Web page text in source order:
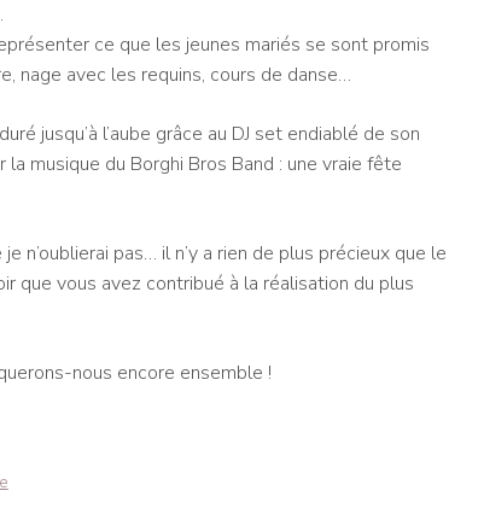
ce que les jeunes mariés se sont promis
nage avec les requins, cours de danse…
jusqu’à l’aube grâce au DJ set endiablé de son
musique du Borghi Bros Band : une vraie fête
n’oublierai pas… il n’y a rien de plus précieux que le
que vous avez contribué à la réalisation du plus
nous encore ensemble !